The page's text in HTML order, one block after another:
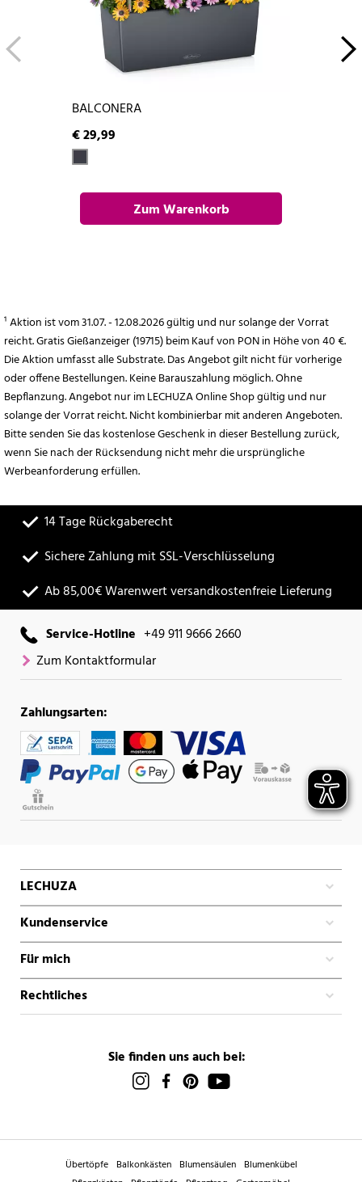
BALCONERA
€ 29,99
Zum Warenkorb
¹ Aktion ist vom 31.07. - 12.08.2026 gültig und nur solange der Vorrat
reicht. Gratis Gießanzeiger (19715) beim Kauf von PON in Höhe von 40 €.
Die Aktion umfasst alle Substrate. Das Angebot gilt nicht für vorherige
oder offene Bestellungen. Keine Barauszahlung möglich. Ohne
Bepflanzung. Angebot nur im LECHUZA Online Shop gültig und nur
solange der Vorrat reicht. Nicht kombinierbar mit anderen Angeboten.
Bitte senden Sie das kostenlose Geschenk in dieser Bestellung zurück,
wenn Sie nach der Rücksendung nicht mehr die ursprüngliche
Werbeanforderung erfüllen.
14 Tage Rückgaberecht
Sichere Zahlung mit SSL-Verschlüsselung
Ab 85,00€ Warenwert versandkostenfreie Lieferung
Service-Hotline +49 911 9666 2660
Zum Kontaktformular
Zahlungsarten:
LECHUZA
Kundenservice
Für mich
Rechtliches
Sie finden uns auch bei:
Übertöpfe Balkonkästen Blumensäulen Blumenkübel